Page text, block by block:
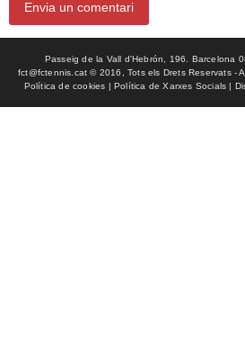
Passeig de la Vall d'Hebrón, 196. Barcelona
fct@fctennis.cat © 2016, Tots els Drets Reservats -
Política de cookies | Política de Xarxes Socials |